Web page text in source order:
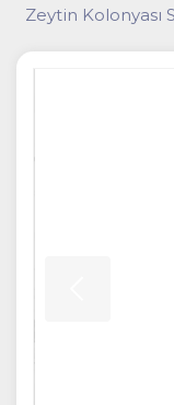
Zeytin Kolonyası